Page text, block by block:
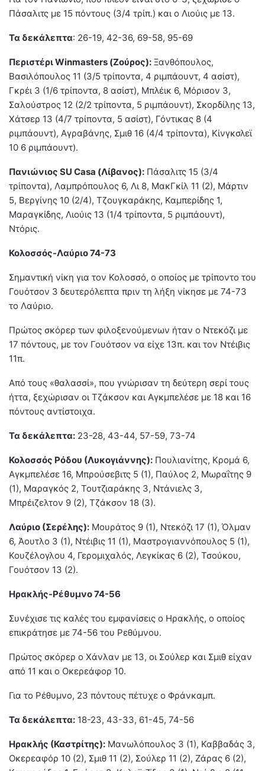
Πάσαλιτς με 15 πόντους (3/4 τρίπ.) και ο Λιούις με 13.
Τα δεκάλεπτα: 26-19, 42-36, 69-58, 95-69
ΠεριστέριWinmasters (Ζούρος): Ξανθόπουλος,
Βασιλόπουλος 11 (3/5 τρίποντα, 4 ριμπάουντ, 4 ασίστ),
Γκρέι 3 (1/6 τρίποντα, 8 ασίστ), Μπλέικ 6, Μόρισον 3,
Σαλούστρος 12 (2/2 τρίποντα, 5 ριμπάουντ), Σκορδίλης 13,
Χάτσερ 13 (4/7 τρίποντα, 5 ασίστ), Γόντικας 8 (4
ριμπάουντ), Αγραβάνης, Σμιθ 16 (4/4 τρίποντα), Κίνγκσλεϊ
10 6 ριμπάουντ).
Πανιώνιος SU Casa (Λίβανος): Πάσαλιτς 15 (3/4
τρίποντα), Λαμπρόπουλος 6, Λι 8, ΜακΓκίλ 11 (2), Μάρτιν
5, Βεργίνης 10 (2/4), Τζουγκαράκης, Καμπερίδης 1,
Μαραγκίδης, Λιούις 13 (1/4 τρίποντα, 5 ριμπάουντ),
Ντόρις.
Κολοσσός-Λαύριο 74-73
Σημαντική νίκη για τον Κολοσσό, ο οποίος με τρίποντο του
Γουότσον 3 δευτερόλεπτα πριν τη λήξη νίκησε με 74-73
το Λαύριο.
Πρώτος σκόρερ των φιλοξενούμενων ήταν ο Ντεκόζι με
17 πόντους, με τον Γουότσον να είχε 13π. και τον Ντέιβις
11π.
Από τους «θαλασσί», που γνώρισαν τη δεύτερη σερί τους
ήττα, ξεχώρισαν οι Τζάκσον και Αγκμπελέσε με 18 και 16
πόντους αντίστοιχα.
Τα δεκάλεπτα: 23-28, 43-44, 57-59, 73-74
Κολοσσός Ρόδου (Λυκογιάννης): Πουλιανίτης, Κρομά 6,
Αγκμπελέσε 16, Μπρούσεβιτς 5 (1), Παύλος 2, Μωραΐτης 9
(1), Μαραγκός 2, Τουτζιαράκης 3, Ντάνιελς 3,
Μπρέιζελτον 9 (2), Τζάκσον 18 (3).
Λαύριο (Σερέλης): Μουράτος 9 (1), Ντεκόζι 17 (1), Όλμαν
6, Άουτλο 3 (1), Ντέιβις 11 (1), Μαστρογιαννόπουλος 5 (1),
Κουζέλογλου 4, Γερομιχαλός, Λεγκίκας 6 (2), Τσούκου,
Γουότσον 13 (2).
Ηρακλής-Ρέθυμνο 74-56
Συνέχισε τις καλές του εμφανίσεις ο Ηρακλής, ο οποίος
επικράτησε με 74-56 του Ρεθύμνου.
Πρώτος σκόρερ ο Χάνλαν με 13, οι Σούλερ και Σμιθ είχαν
από 11 και ο Οκερεάφορ 10.
Για το Ρέθυμνο, 23 πόντους πέτυχε ο Φράνκαμπ.
Τα δεκάλεπτα: 18-23, 43-33, 61-45, 74-56
Ηρακλής (Καστρίτης): Μανωλόπουλος 3 (1), Καββαδάς 3,
Οκερεαφόρ 10 (2), Σμιθ 11 (2), Σούλερ 11 (2), Ζάρας 6 (2),